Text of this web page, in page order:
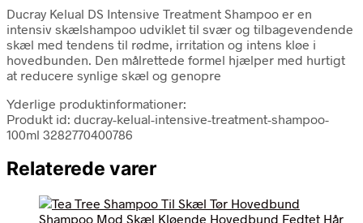
Ducray Kelual DS Intensive Treatment Shampoo er en
intensiv skælshampoo udviklet til svær og tilbagevendende
skæl med tendens til rødme, irritation og intens kløe i
hovedbunden. Den målrettede formel hjælper med hurtigt
at reducere synlige skæl og genopre
Yderlige produktinformationer:
Produkt id: ducray-kelual-intensive-treatment-shampoo-
100ml 3282770400786
Relaterede varer